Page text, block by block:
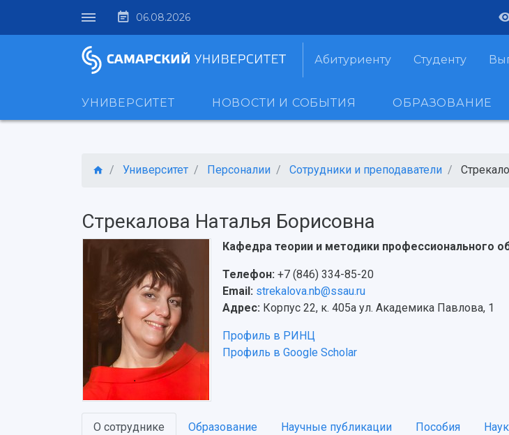
06.08.2026
Абитуриенту Студенту
УНИВЕРСИТЕТ НОВОСТИ И СОБЫТИЯ ОБРАЗОВАНИЕ
Университет Персоналии Сотрудники и преподаватели
Стрекалова Наталья Борисовна
Кафедра теории и методики профессионального
Телефон: +7 (846) 334-85-20
Email: strekalova.nb@ssau.ru
Адрес: Корпус 22, к. 405а ул. Академика Павлова, 1
Профиль в РИНЦ
Профиль в Google Scholar
О сотруднике Образование Научные публикации Пособия